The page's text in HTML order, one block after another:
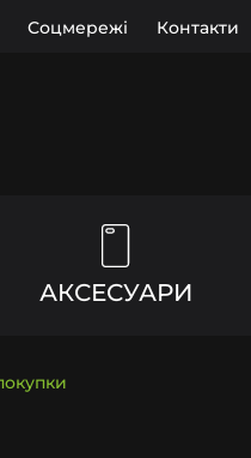
Соцмережі Контакти
АКСЕСУАРИ